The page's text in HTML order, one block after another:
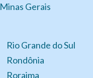
Minas Gerais
Rio Grande do Sul
Rondônia
Roraima